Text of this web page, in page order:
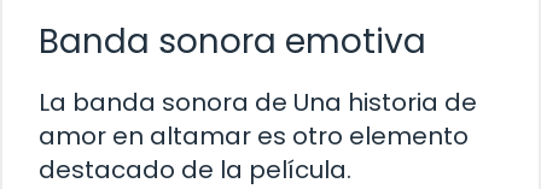
Banda sonora emotiva
La banda sonora de Una historia de
amor en altamar es otro elemento
destacado de la película.